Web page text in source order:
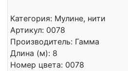
Категория: Мулине, нити
Артикул: 0078
Производитель: Гамма
Длина (м): 8
Номер цвета: 0078